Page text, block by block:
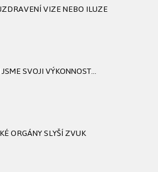
VIZE NEBO ILUZE
SVOJI VÝKONNOST...
ORGÁNY SLYŠÍ ZVUK